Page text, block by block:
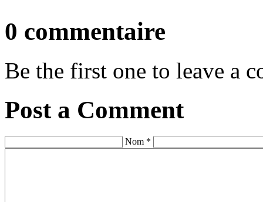
0 commentaire
Be the first one to leave a
Post a Comment
Nom *